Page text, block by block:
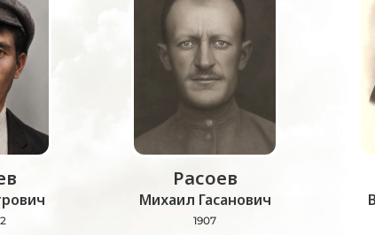
Расоев
Михаил Гасанович
1907